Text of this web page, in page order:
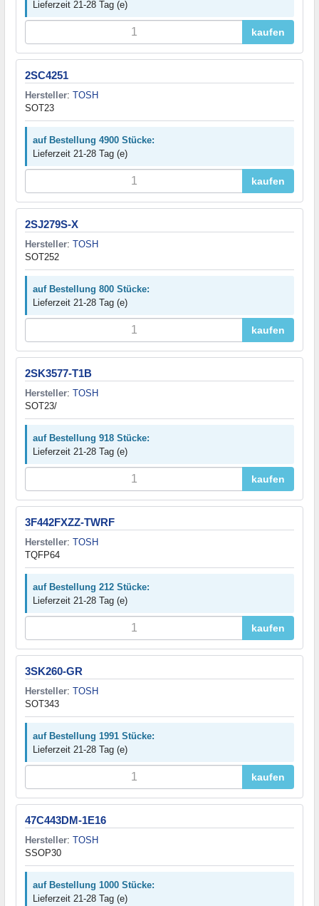
Lieferzeit 21-28 Tag (e)
kaufen
2SC4251
Hersteller: TOSH
SOT23
auf Bestellung 4900 Stücke:
Lieferzeit 21-28 Tag (e)
kaufen
2SJ279S-X
Hersteller: TOSH
SOT252
auf Bestellung 800 Stücke:
Lieferzeit 21-28 Tag (e)
kaufen
2SK3577-T1B
Hersteller: TOSH
SOT23/
auf Bestellung 918 Stücke:
Lieferzeit 21-28 Tag (e)
kaufen
3F442FXZZ-TWRF
Hersteller: TOSH
TQFP64
auf Bestellung 212 Stücke:
Lieferzeit 21-28 Tag (e)
kaufen
3SK260-GR
Hersteller: TOSH
SOT343
auf Bestellung 1991 Stücke:
Lieferzeit 21-28 Tag (e)
kaufen
47C443DM-1E16
Hersteller: TOSH
SSOP30
auf Bestellung 1000 Stücke:
Lieferzeit 21-28 Tag (e)